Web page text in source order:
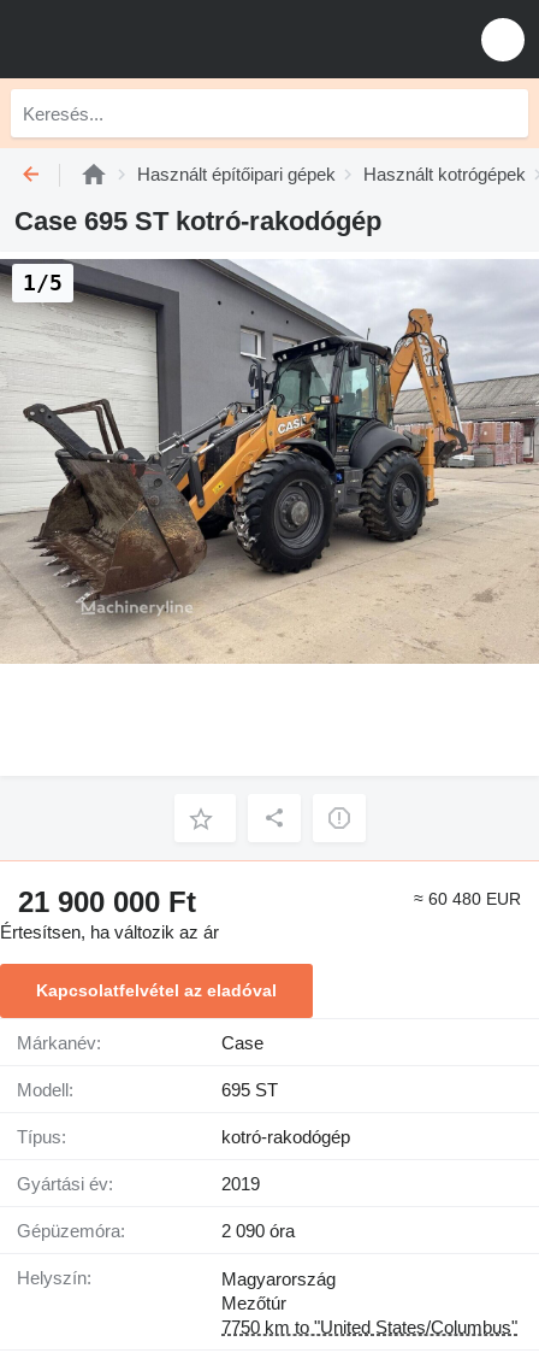
Használt építőipari gépek Használt kotrógépek
Case 695 ST kotró-rakodógép
1/5
21 900 000 Ft ≈ 60 480 EUR
Értesítsen, ha változik az ár
Kapcsolatfelvétel az eladóval
Márkanév: Case
Modell: 695 ST
Típus: kotró-rakodógép
Gyártási év: 2019
Gépüzemóra: 2 090 óra
Helyszín:
Magyarország
Mezőtúr
7750 km to "United States/Columbus"